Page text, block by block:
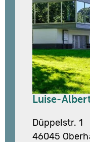
Luise-
Düppelstr. 1
46045